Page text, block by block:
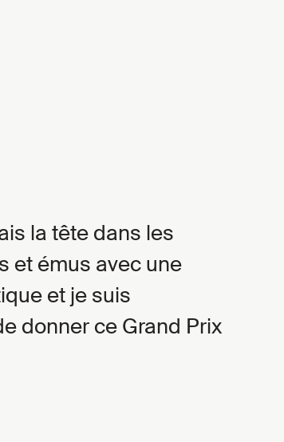
la tête dans les
et émus avec une
et je suis
donner ce Grand Prix